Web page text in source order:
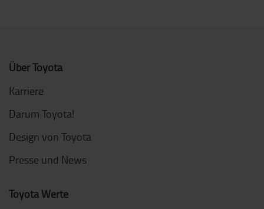
Über Toyota
Karriere
Darum Toyota!
Design von Toyota
Presse und News
Toyota Werte